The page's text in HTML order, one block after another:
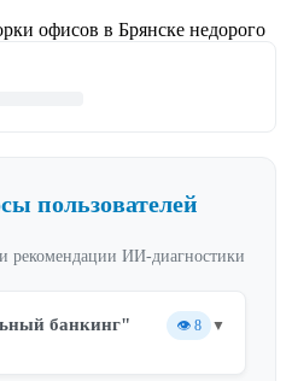
офисов в Брянске недорого
пользователей
рекомендации ИИ-диагностики
банкинг" 👁️ 8 ▼